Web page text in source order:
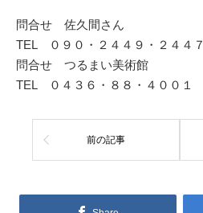
問合せ 佐久間さん
TEL ０９０・２４４９・２４４７
問合せ つるまい美術館
TEL ０４３６・８８・４００１
前の記事